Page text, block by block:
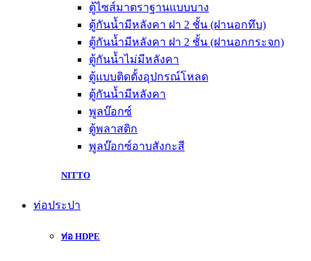
ตู้ไซส์มาตราฐานแบบบาง
ตู้กันน้ำมีหลังคา ฝา 2 ชั้น (ฝานอกทึบ)
ตู้กันน้ำมีหลังคา ฝา 2 ชั้น (ฝานอกกระจก)
ตู้กันน้ำไม่มีหลังคา
ตู้แบบติดตั้งอุปกรณ์โหลด
ตู้กันน้ำมีหลังคา
พูลบ๊อกซ์
ตู้พลาสติก
พูลบ๊อกซ์อาบสังกะสี
NITTO
ท่อประปา
ท่อ HDPE